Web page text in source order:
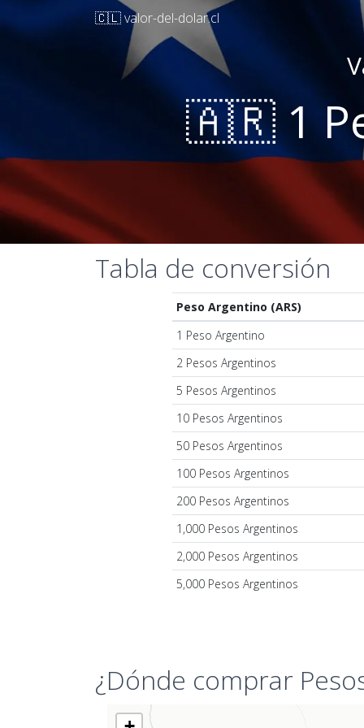
🇨🇱 valor-del-dolar.cl
🇦🇷 1
Tabla de conversión
Peso Argentino (ARS)
1 Peso Argentino
2 Pesos Argentinos
5 Pesos Argentinos
10 Pesos Argentinos
50 Pesos Argentinos
100 Pesos Argentinos
200 Pesos Argentinos
1,000 Pesos Argentinos
2,000 Pesos Argentinos
5,000 Pesos Argentinos
¿Dónde comprar